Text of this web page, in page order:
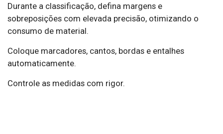
Durante a classificação, defina margens e
sobreposições com elevada precisão, otimizando o
consumo de material.
Coloque marcadores, cantos, bordas e entalhes
automaticamente.
Controle as medidas com rigor.